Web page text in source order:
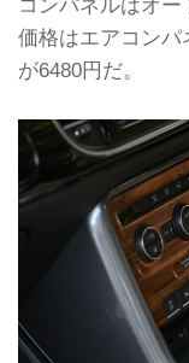
価格はエアコンパ
が6480円だ。